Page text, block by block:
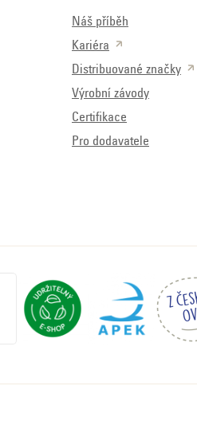
Náš příběh
Kariéra
Distribuované značky
Výrobní závody
Certifikace
Pro dodavatele